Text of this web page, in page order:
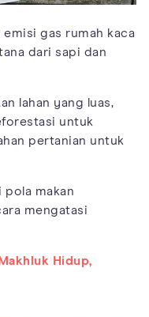
gas rumah kaca
dari sapi dan
lahan yang luas,
untuk
pertanian untuk
pola makan
mengatasi
Hidup,